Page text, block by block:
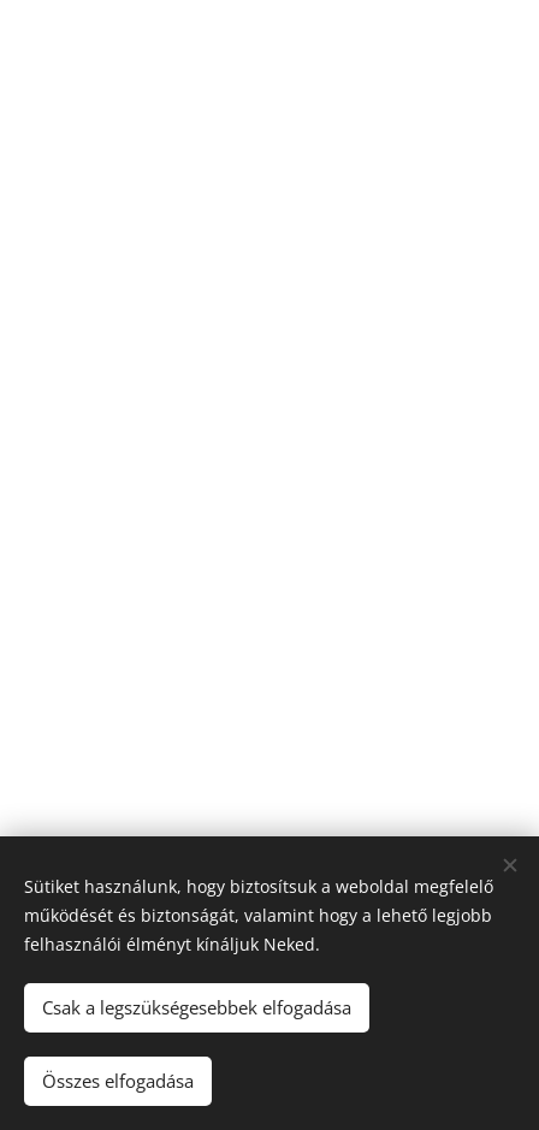
© 2026 Nagyfólia Kft. Minden jog fenntartva
Sütik
Sütiket használunk, hogy biztosítsuk a weboldal megfelelő
működését és biztonságát, valamint hogy a lehető legjobb
felhasználói élményt kínáljuk Neked.
Csak a legszükségesebbek elfogadása
Összes elfogadása